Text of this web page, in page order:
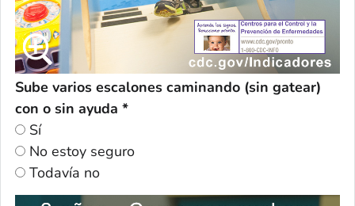
Sube varios escalones caminando (sin gatear)
con o sin ayuda *
Sí
No estoy seguro
Todavía no